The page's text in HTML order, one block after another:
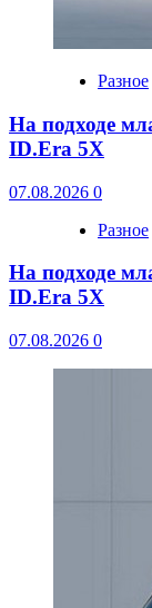
Разное
На подходе
ID.Era 5X
07.08.2026 0
Разное
На подходе
ID.Era 5X
07.08.2026 0